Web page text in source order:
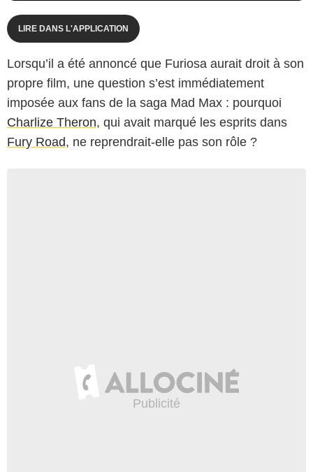
LIRE DANS L'APPLICATION
Lorsqu’il a été annoncé que Furiosa aurait droit à son
propre film, une question s’est immédiatement
imposée aux fans de la saga Mad Max : pourquoi
Charlize Theron, qui avait marqué les esprits dans
Fury Road, ne reprendrait-elle pas son rôle ?